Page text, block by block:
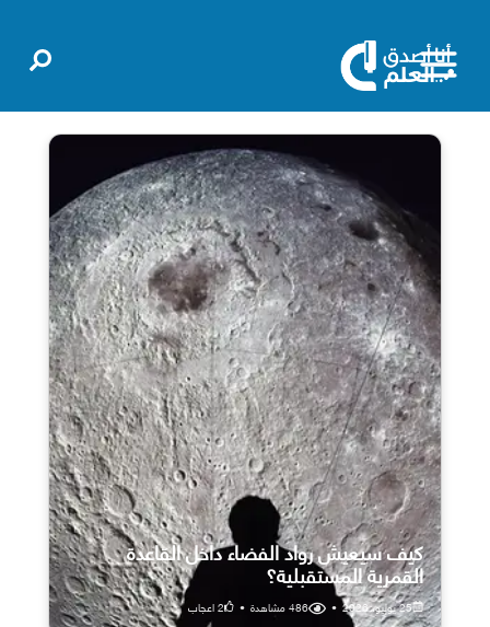
كيف سيعيش رواد الفضاء داخل القاعدة
القمرية المستقبلية؟
25 يوليو، 2026 •
486مشاهدة •
2اعجاب